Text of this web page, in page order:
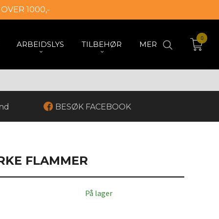
1000,-
ARBEIDSLYS TILBEHØR MER
0
BESØK FACEBOOK
FLAMMER
På lager